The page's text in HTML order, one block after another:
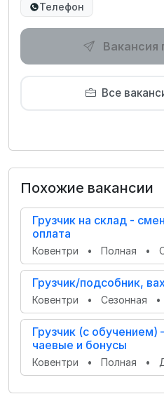
Телефон
Вакансия
Все
Похожие вакансии
Грузчик на склад -
оплата
Ковентри • Полная •
Грузчик/подсобник,
Ковентри • Сезонная •
Грузчик (с
чаевые и бонусы
Ковентри • Полная •